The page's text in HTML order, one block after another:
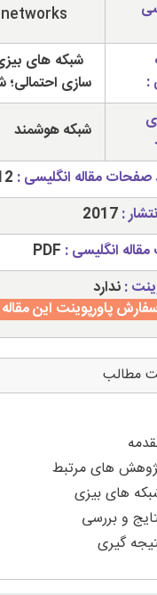
:
شبکه های
سازی
شبکه هوشمند
صفحات مقاله انگلیسی :
:
2017
انگلیسی : PDF
:ندارد
پاورپوینت این مقاله
مطالب